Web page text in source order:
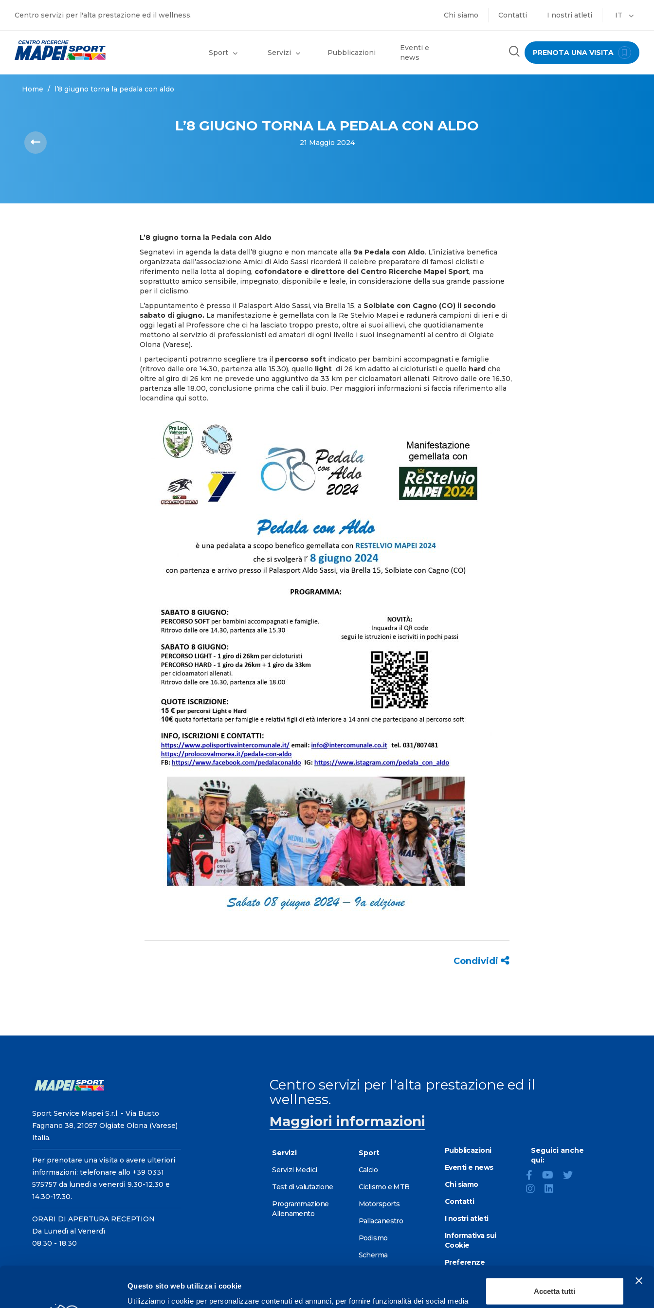
Questo sito web utilizza i cookie
Utilizziamo i cookie per personalizzare contenuti ed annunci, per fornire funzionalità dei social media
Accetta tutti
Centro servizi per l'alta prestazione ed il wellness. Chi siamo Contatti I nostri atleti IT
Sport Servizi Pubblicazioni
Eventi e
news
PRENOTA UNA VISITA
Home / l’8 giugno torna la pedala con aldo
L’8 GIUGNO TORNA LA PEDALA CON ALDO
21 Maggio 2024
L’8 giugno torna la Pedala con Aldo
Segnatevi in agenda la data dell’8 giugno e non mancate alla 9a Pedala con Aldo. L’iniziativa benefica
organizzata dall’associazione Amici di Aldo Sassi ricorderà il celebre preparatore di famosi ciclisti e
riferimento nella lotta al doping, cofondatore e direttore del Centro Ricerche Mapei Sport, ma
soprattutto amico sensibile, impegnato, disponibile e leale, in considerazione della sua grande passione
per il ciclismo.
L’appuntamento è presso il Palasport Aldo Sassi, via Brella 15, a Solbiate con Cagno (CO) il secondo
sabato di giugno. La manifestazione è gemellata con la Re Stelvio Mapei e radunerà campioni di ieri e di
oggi legati al Professore che ci ha lasciato troppo presto, oltre ai suoi allievi, che quotidianamente
mettono al servizio di professionisti ed amatori di ogni livello i suoi insegnamenti al centro di Olgiate
Olona (Varese).
I partecipanti potranno scegliere tra il percorso soft indicato per bambini accompagnati e famiglie
(ritrovo dalle ore 14.30, partenza alle 15.30), quello light di 26 km adatto ai cicloturisti e quello hard che
oltre al giro di 26 km ne prevede uno aggiuntivo da 33 km per cicloamatori allenati. Ritrovo dalle ore 16.30,
partenza alle 18.00, conclusione prima che cali il buio. Per maggiori informazioni si faccia riferimento alla
locandina qui sotto.
Condividi
Sport Service Mapei S.r.l. - Via Busto
Fagnano 38, 21057 Olgiate Olona (Varese)
Italia.
Per prenotare una visita o avere ulteriori
informazioni: telefonare allo +39 0331
575757 da lunedì a venerdì 9.30-12.30 e
14.30-17.30.
ORARI DI APERTURA RECEPTION
Da Lunedì al Venerdì
08.30 - 18.30
Centro servizi per l'alta prestazione ed il
wellness.
Maggiori informazioni
Servizi
Servizi Medici
Test di valutazione
Programmazione
Allenamento
Sport
Calcio
Ciclismo e MTB
Motorsports
Pallacanestro
Podismo
Scherma
Triathlon
Pubblicazioni
Eventi e news
Chi siamo
Contatti
I nostri atleti
Informativa sui
Cookie
Preferenze
Dichiarazione di
Seguici anche
qui: